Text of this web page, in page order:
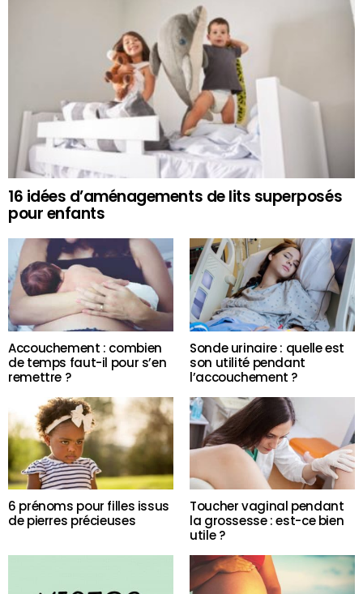
16 idées d’aménagements de lits superposés
pour enfants
Accouchement : combien
de temps faut-il pour s’en
remettre ?
Sonde urinaire : quelle est
son utilité pendant
l’accouchement ?
6 prénoms pour filles issus
de pierres précieuses
Toucher vaginal pendant
la grossesse : est-ce bien
utile ?